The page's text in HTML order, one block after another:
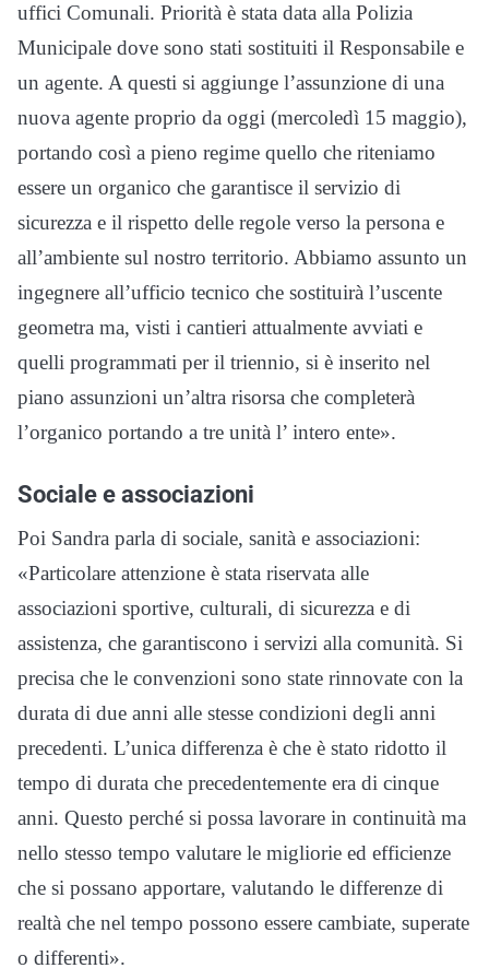
uffici Comunali. Priorità è stata data alla Polizia
Municipale dove sono stati sostituiti il Responsabile e
un agente. A questi si aggiunge l’assunzione di una
nuova agente proprio da oggi (mercoledì 15 maggio),
portando così a pieno regime quello che riteniamo
essere un organico che garantisce il servizio di
sicurezza e il rispetto delle regole verso la persona e
all’ambiente sul nostro territorio. Abbiamo assunto un
ingegnere all’ufficio tecnico che sostituirà l’uscente
geometra ma, visti i cantieri attualmente avviati e
quelli programmati per il triennio, si è inserito nel
piano assunzioni un’altra risorsa che completerà
l’organico portando a tre unità l’ intero ente».
Sociale e associazioni
Poi Sandra parla di sociale, sanità e associazioni:
«Particolare attenzione è stata riservata alle
associazioni sportive, culturali, di sicurezza e di
assistenza, che garantiscono i servizi alla comunità. Si
precisa che le convenzioni sono state rinnovate con la
durata di due anni alle stesse condizioni degli anni
precedenti. L’unica differenza è che è stato ridotto il
tempo di durata che precedentemente era di cinque
anni. Questo perché si possa lavorare in continuità ma
nello stesso tempo valutare le migliorie ed efficienze
che si possano apportare, valutando le differenze di
realtà che nel tempo possono essere cambiate, superate
o differenti».